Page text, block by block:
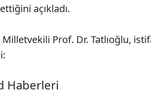
açıkladı.
Prof. Dr. Tatlıoğlu,
Haberleri